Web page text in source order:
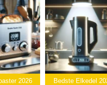
2026 Bedste Elkedel 2026